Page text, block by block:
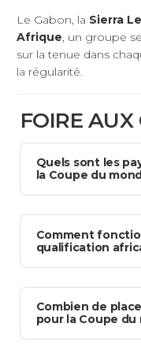
Le Gabon, la Sierra
Afrique, un groupe
sur la tenue dans
la régularité.
FOIRE AUX
Quels sont les
la Coupe du
Neuf équipes
vainqueurs de
Cap-Vert, Maroc,
La RD Congo
intercontinentaux de
potentielle. Ces
2025.
Comment
qualification
La CAF a réparti 54
équipes. Chaque
qualification directe,
meilleurs deuxièmes
Combien de
pour la Coupe du